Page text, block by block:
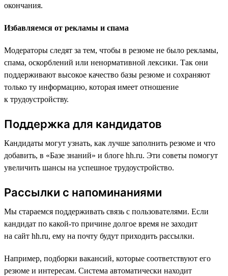
окончания.
Избавляемся от рекламы и спама
Модераторы следят за тем, чтобы в резюме не было рекламы,
спама, оскорблений или ненормативной лексики. Так они
поддерживают высокое качество базы резюме и сохраняют
только ту информацию, которая имеет отношение
к трудоустройству.
Поддержка для кандидатов
Кандидаты могут узнать, как лучше заполнить резюме и что
добавить, в «Базе знаний» и блоге hh.ru. Эти советы помогут
увеличить шансы на успешное трудоустройство.
Рассылки с напоминаниями
Мы стараемся поддерживать связь с пользователями. Если
кандидат по какой-то причине долгое время не заходит
на сайт hh.ru, ему на почту будут приходить рассылки.
Например, подборки вакансий, которые соответствуют его
резюме и интересам. Система автоматически находит